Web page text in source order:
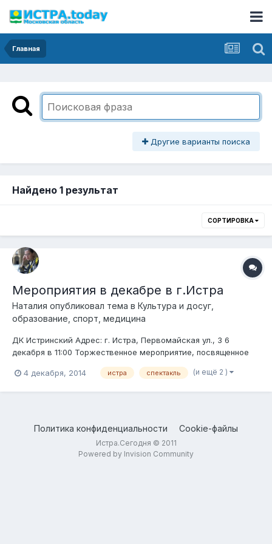
Главная
Другие варианты поиска
Найдено 1 результат
СОРТИРОВКА
Мероприятия в декабре в г.Истра
Наталия опубликовал тема в Культура и досуг,
образование, спорт, медицина
ДК Истринский Адрес: г. Истра, Первомайская ул., 3 6
декабря в 11:00 Торжественное мероприятие, посвященное
пл.Революции Митинг, посвященный 73-ой годовщине
4 декабря, 2014 истра спектакль (и ещё 2 )
Политика конфиденциальности Cookie-файлы
Истра.Сегодня © 2011
Powered by Invision Community